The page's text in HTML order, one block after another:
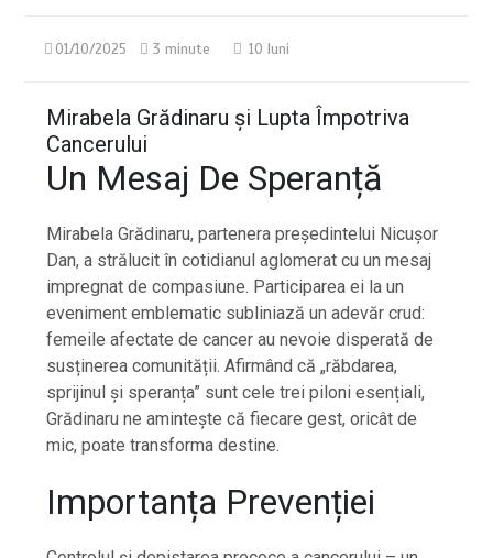
01/10/2025 3 minute 10 luni
Mirabela Grădinaru și Lupta Împotriva
Cancerului
Un Mesaj De Speranță
Mirabela Grădinaru, partenera președintelui Nicușor
Dan, a strălucit în cotidianul aglomerat cu un mesaj
impregnat de compasiune. Participarea ei la un
eveniment emblematic subliniază un adevăr crud:
femeile afectate de cancer au nevoie disperată de
susținerea comunității. Afirmând că „răbdarea,
sprijinul și speranța” sunt cele trei piloni esențiali,
Grădinaru ne amintește că fiecare gest, oricât de
mic, poate transforma destine.
Importanța Prevenției